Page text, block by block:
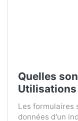
Quelles
Les formulaires
données d'un